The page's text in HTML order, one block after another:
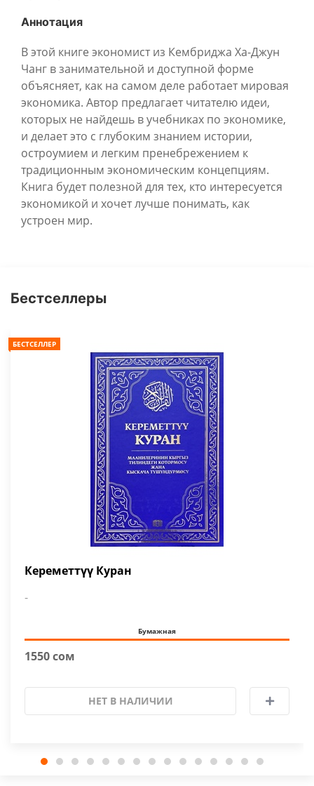
Аннотация
В этой книге экономист из Кембриджа Ха-Джун
Чанг в занимательной и доступной форме
объясняет, как на самом деле работает мировая
экономика. Автор предлагает читателю идеи,
которых не найдешь в учебниках по экономике,
и делает это с глубоким знанием истории,
остроумием и легким пренебрежением к
традиционным экономическим концепциям.
Книга будет полезной для тех, кто интересуется
экономикой и хочет лучше понимать, как
устроен мир.
Бестселлеры
БЕСТСЕЛЛЕР
Кереметтүү Куран
-
Бумажная
1550 сом
НЕТ В НАЛИЧИИ